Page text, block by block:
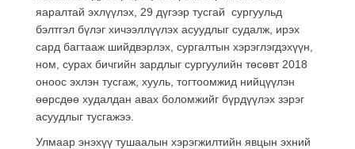
яаралтай эхлүүлэх, 29 дүгээр тусгай сургуульд
бэлтгэл бүлэг хичээллүүлэх асуудлыг судалж, ирэх
сард багтааж шийдвэрлэх, сургалтын хэрэглэгдэхүүн,
ном, сурах бичгийн зардлыг сургуулийн төсөвт 2018
оноос эхлэн тусгаж, хууль, тогтоомжид нийцүүлэн
өөрсдөө худалдан авах боломжийг бүрдүүлэх зэрэг
асуудлыг тусгажээ.
Улмаар энэхүү тушаалын хэрэгжилтийн явцын эхний